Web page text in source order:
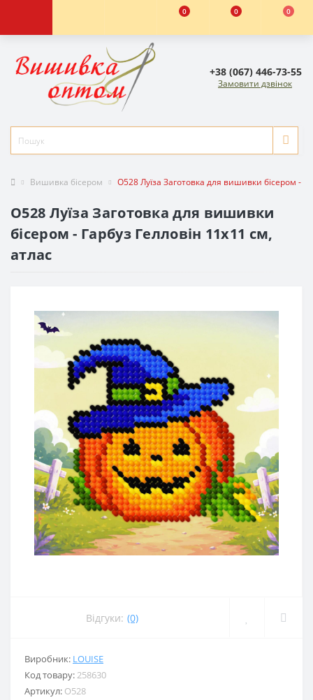
0 0 0
+38 (067) 446-73-55
Замовити дзвінок
Вишивка бісером O528 Луїза Заготовка для вишивки бісером -
O528 Луїза Заготовка для вишивки
бісером - Гарбуз Гелловін 11x11 см,
атлас
Відгуки: (0)
Виробник: LOUISE
Код товару:258630
Артикул: O528